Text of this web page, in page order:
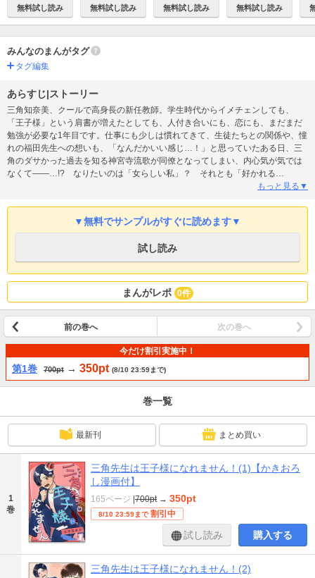
無料試し読み 無料試し読み 無料試し読み 無料試し読み
みんなのまんがタグ
タグ編集
あらすじ|ストーリー
三角知奈美、クールで高身長の新任教師。学生時代からイメチェンしても、
「王子様」という肩書が増えたとしても、人付き合いにも、恋にも、まだまだ
勉強が必要な1年目です。仕事にも少しは慣れてきて、生徒たちとの関係や、憧
れの福田先生への想いも、「なんだかいい感じ…！」と思っていたある日、三
角のダサかった過去を知る神宮寺流歌が同僚となってしまい、内心気が気では
なくて――…!? なりたいのは「女らしい私」？ それとも「好かれる
もっと見る▼
▼無料でサンプルがすぐに読めます▼
試し読み
まんがレポ 0件
前の巻へ 次の巻へ
今だけ割引実施中！
第1巻 700pt → 350pt (8/10 23:59まで)
巻一覧
最新刊 まとめ買い
1
巻
三角先生は王子様になれません！(1)【かきおろ
し漫画付】
165ページ 700pt → 350pt
8/10 23:59まで 割引中
試し読み 購入する
三角先生は王子様になれません！(2)